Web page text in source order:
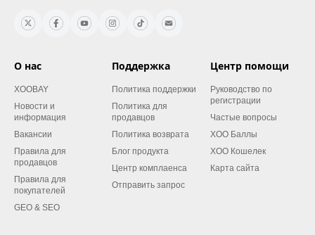
О нас
XOOBAY
Новости и
информация
Вакансии
Правила для
продавцов
Правила для
покупателей
GEO & SEO
Поддержка
Политика поддержки
Политика для
продавцов
Политика возврата
Блог продукта
Центр комплаенса
Отправить запрос
Центр помощи
Руководство по
регистрации
Частые вопросы
XOO Баллы
XOO Кошелек
Карта сайта